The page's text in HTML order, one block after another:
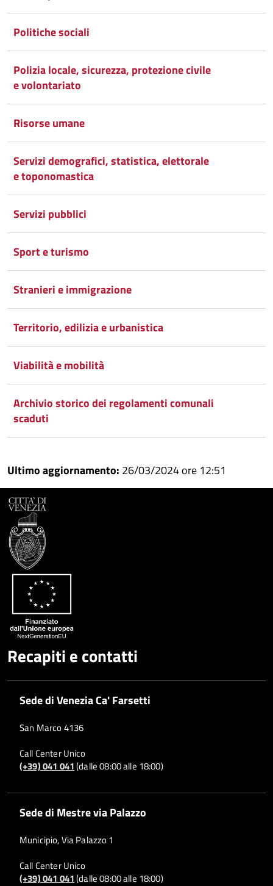
Politiche sociali
Polizia locale, sicurezza, protezione civile
e volontariato
Risorse umane
Servizi demografici, statistica, elettorale
e toponomastica
Servizi pubblici
Sport e turismo
Stranieri e immigrazione
Territorio, edilizia e urbanistica
Viabilità e mobilità
Archivio storico dei regolamenti comunali
scaduti
Ultimo aggiornamento: 26/03/2024 ore 12:51
Recapiti e contatti
Sede di Venezia Ca' Farsetti
San Marco 4136
Call Center Unico
(+39) 041 041(dalle 08:00 alle 18:00)
Sede di Mestre via Palazzo
Municipio, Via Palazzo 1
Call Center Unico
(+39) 041 041(dalle 08:00 alle 18:00)